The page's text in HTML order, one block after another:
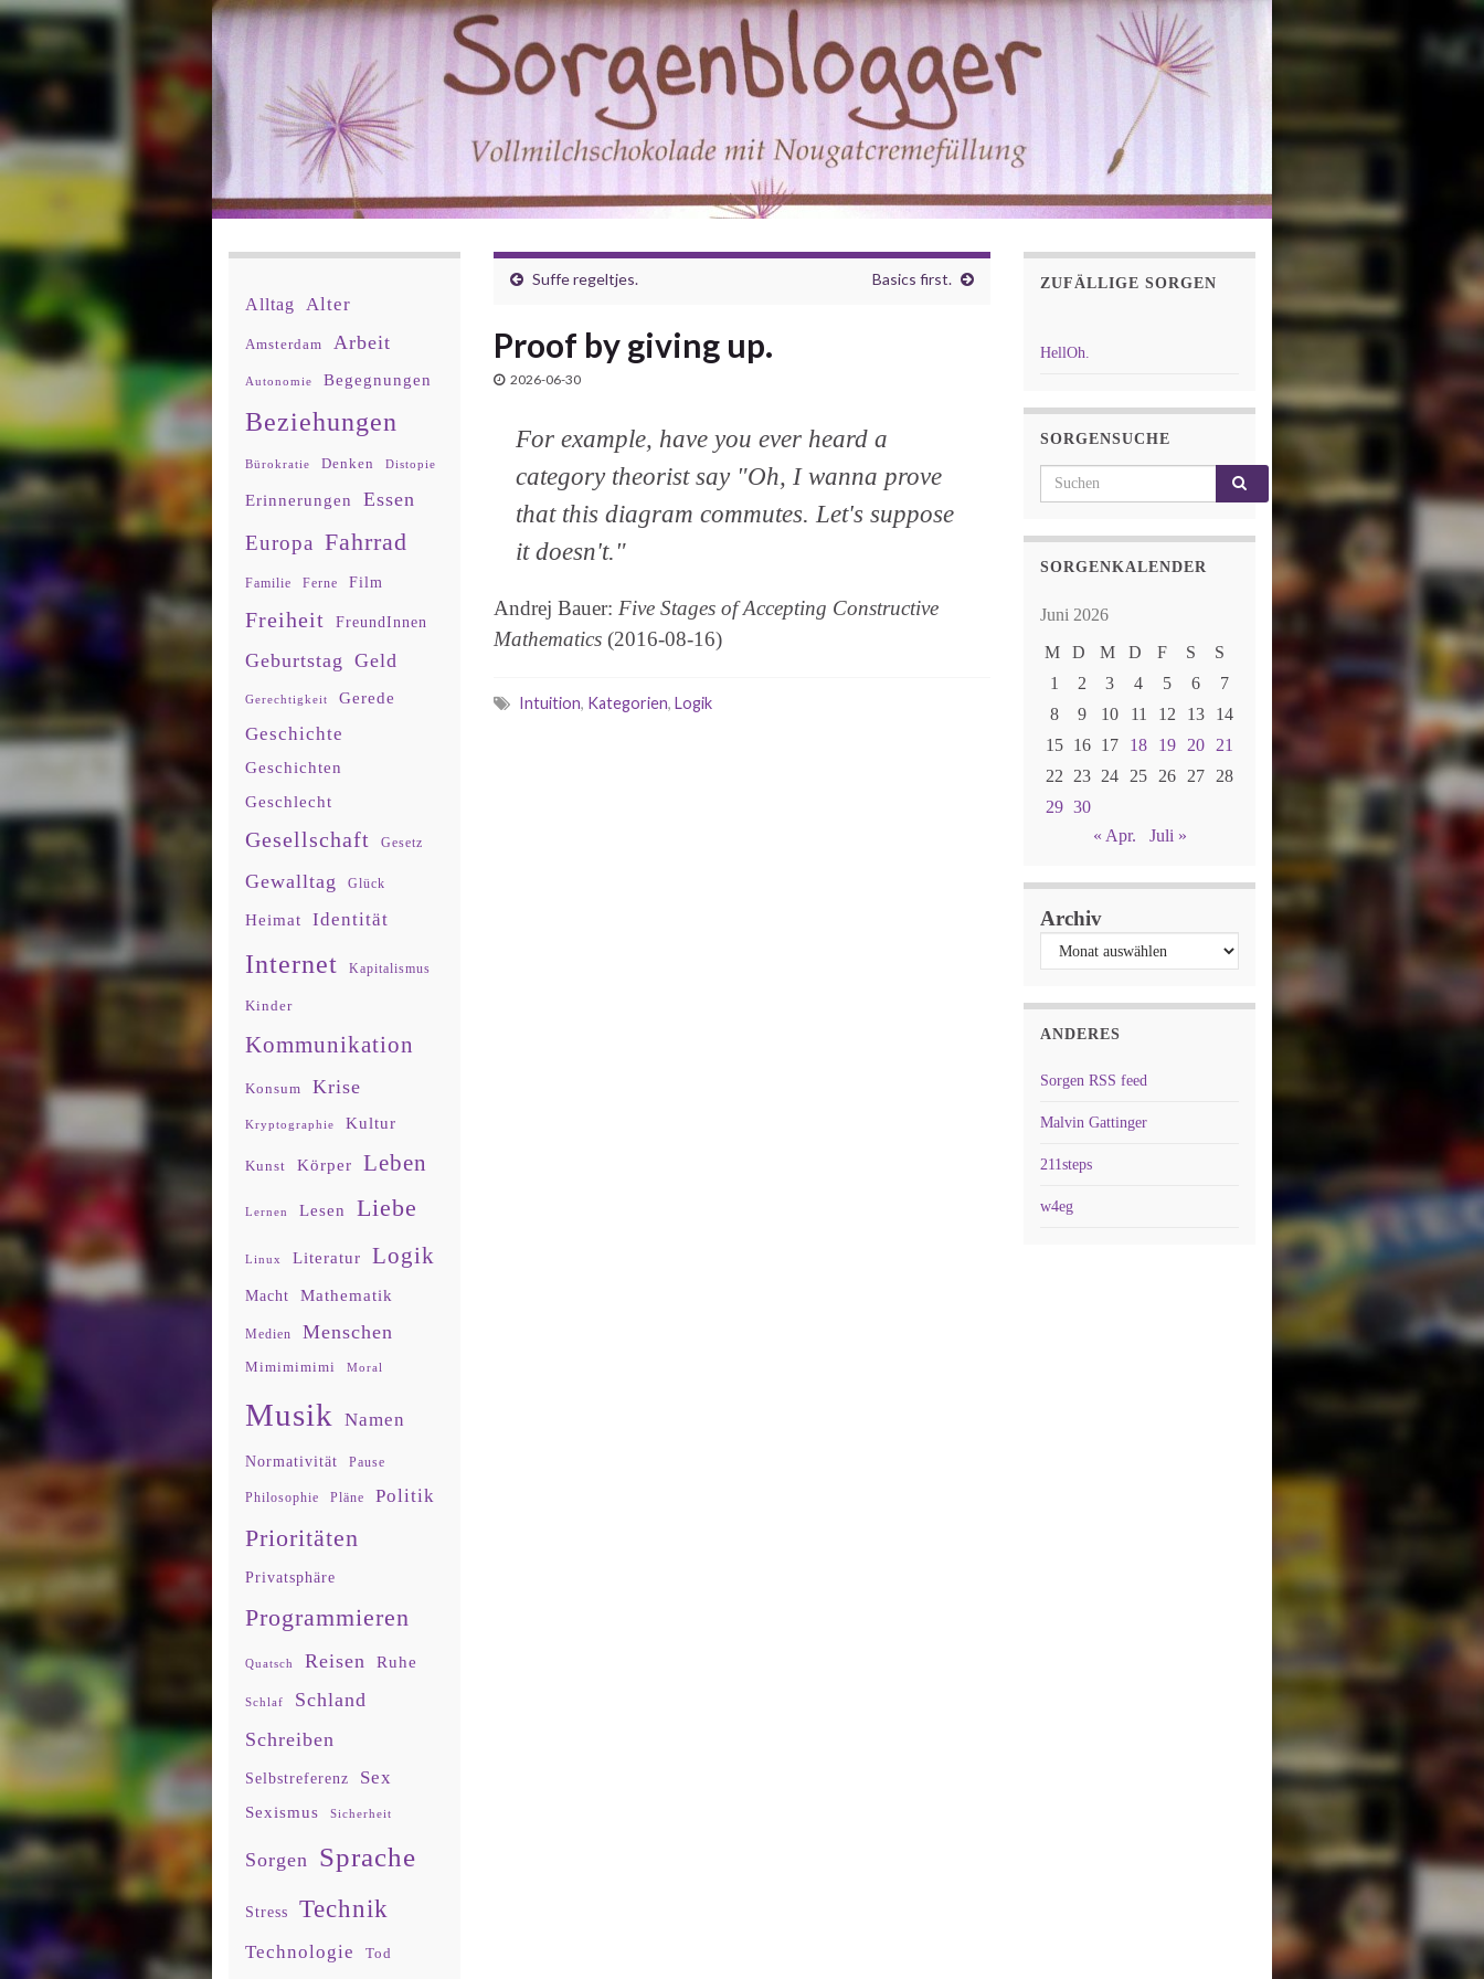
Suffe regeltjes. Basics first.
Proof by giving up.
2026-06-30
For example, have you ever heard a
category theorist say "Oh, I wanna prove
that this diagram commutes. Let's suppose
it doesn't."
Andrej Bauer: Five Stages of Accepting Constructive
Mathematics (2016-08-16)
Intuition, Kategorien, Logik
Alltag Alter
Amsterdam Arbeit
Autonomie Begegnungen
Beziehungen
Bürokratie Denken Distopie
Erinnerungen Essen
Europa Fahrrad
Familie Ferne Film
Freiheit FreundInnen
Geburtstag Geld
Gerechtigkeit Gerede
Geschichte
Geschichten
Geschlecht
Gesellschaft Gesetz
Gewalltag Glück
Heimat Identität
Internet Kapitalismus
Kinder
Kommunikation
Konsum Krise
Kryptographie Kultur
Kunst Körper Leben
Lernen Lesen Liebe
Linux Literatur Logik
Macht Mathematik
Medien Menschen
Mimimimimi Moral
Musik Namen
Normativität Pause
Philosophie Pläne Politik
Prioritäten
Privatsphäre
Programmieren
Quatsch Reisen Ruhe
Schlaf
Schland
Schreiben
Selbstreferenz Sex
Sexismus Sicherheit
Sorgen Sprache
Stress Technik
Technologie Tod
ZUFÄLLIGE SORGEN
HellOh.
SORGENSUCHE
Search for:
SORGENKALENDER
Juni 2026
M
D M D F S
S
1
2 3 4 5 6
7
8
9 10 11 12 13
14
15
16 17 18 19 20
21
22
23 24 25 26 27
28
29 30
« Apr.
Juli »
Archiv
ANDERES
Sorgen RSS feed
Malvin Gattinger
211steps
w4eg